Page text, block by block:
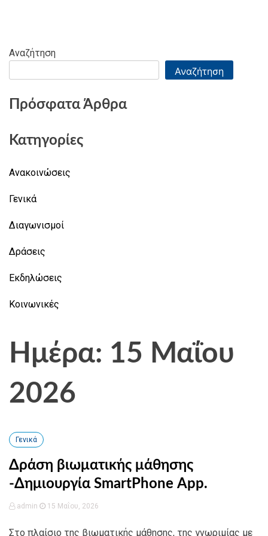
Αναζήτηση
Αναζήτηση
Πρόσφατα Άρθρα
Κατηγορίες
Ανακοινώσεις
Γενικά
Διαγωνισμοί
Δράσεις
Εκδηλώσεις
Κοινωνικές
Ημέρα: 15 Μαΐου
2026
Γενικά
Δράση βιωματικής μάθησης
-Δημιουργία SmartPhone App.
admin 15 Μαΐου, 2026
Στο πλαίσιο της βιωματικής μάθησης, της γνωριμίας με